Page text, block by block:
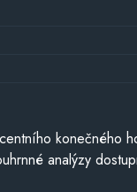
konečného
analýzy